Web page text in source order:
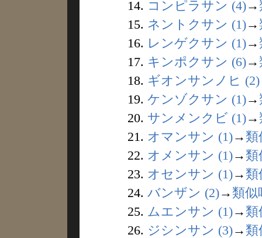
14. コンピラサン (4)→
15. ネントクサン (1)→
16. レンゲクサン (1)→
17. キンポクサン (6)→
18. ギオンサンノヒ (2)
19. ケンゾクサン (1)→
20. サンメンクビ (1)→
21. オマンサン (1)→ 類
22. オメンサン (1)→ 類
23. オセンサン (1)→ 類
24. バンザン (2)→ 類似
25. ムエンサン (1)→ 類
26. ジシンサン (3)→ 類